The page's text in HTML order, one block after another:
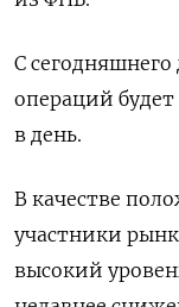
С
операций
в день.
В качестве
участники
высокий